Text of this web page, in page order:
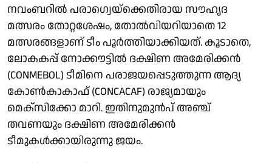
നവംബറിൽ പരാഗ്വെയ്ക്കെതിരായ സൗഹൃദ
മത്സരം തോറ്റശേഷം, തോൽവിയറിയാതെ 12
മത്സരങ്ങളാണ് ടീം പൂര്‍ത്തിയാക്കിയത്. കൂടാതെ,
ലോകകപ്പ് നോക്കൗട്ടില്‍ ദക്ഷിണ അമേരിക്കൻ
(CONMEBOL) ടീമിനെ പരാജയപ്പെടുത്തുന്ന ആദ്യ
കോൺകാകാഫ് (CONCACAF) രാജ്യമായും
മെക്സിക്കോ മാറി. ഇതിനുമുന്‍പ് അഞ്ച്
തവണയും ദക്ഷിണ അമേരിക്കൻ
ടീമുകള്‍ക്കായിരുന്നു ജയം.